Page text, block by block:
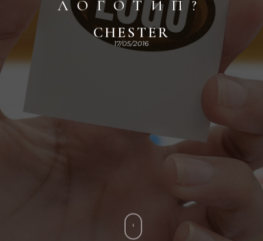
ЛОГОТИП?
CHESTER
17/05/2016